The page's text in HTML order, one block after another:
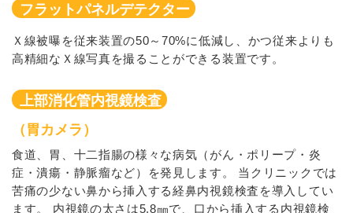
フラットパネルデテクター
Ｘ線被曝を従来装置の50～70%に低減し、かつ従来よりも
高精細なＸ線写真を撮ることができる装置です。
上部消化管内視鏡検査
（胃カメラ）
食道、胃、十二指腸の様々な病気（がん・ポリープ・炎
症・潰瘍・静脈瘤など）を発見します。 当クリニックでは
苦痛の少ない鼻から挿入する経鼻内視鏡検査を導入してい
ます。 内視鏡の太さは5.8㎜で、口から挿入する内視鏡検